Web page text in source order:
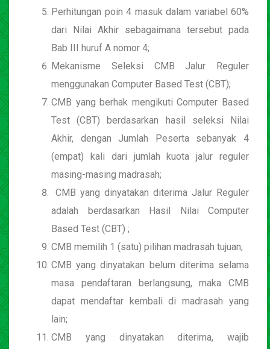
Perhitungan poin 4 masuk dalam variabel 60%
dari Nilai Akhir sebagaimana tersebut pada
Bab III huruf A nomor 4;
Mekanisme Seleksi CMB Jalur Reguler
menggunakan Computer Based Test (CBT);
CMB yang berhak mengikuti Computer Based
Test (CBT) berdasarkan hasil seleksi Nilai
Akhir, dengan Jumlah Peserta sebanyak 4
(empat) kali dari jumlah kuota jalur reguler
masing-masing madrasah;
CMB yang dinyatakan diterima Jalur Reguler
adalah berdasarkan Hasil Nilai Computer
Based Test (CBT) ;
CMB memilih 1 (satu) pilihan madrasah tujuan;
CMB yang dinyatakan belum diterima selama
masa pendaftaran berlangsung, maka CMB
dapat mendaftar kembali di madrasah yang
lain;
CMB yang dinyatakan diterima, wajib